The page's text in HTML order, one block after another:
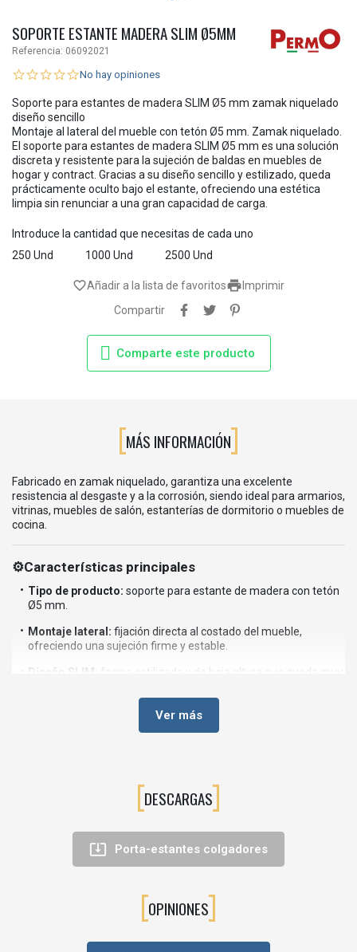
SOPORTE ESTANTE MADERA SLIM Ø5MM
Referencia: 06092021
No hay opiniones
Soporte para estantes de madera SLIM Ø5 mm zamak niquelado
diseño sencillo
Montaje al lateral del mueble con tetón Ø5 mm. Zamak niquelado.
El soporte para estantes de madera SLIM Ø5 mm es una solución
discreta y resistente para la sujeción de baldas en muebles de
hogar y contract. Gracias a su diseño sencillo y estilizado, queda
prácticamente oculto bajo el estante, ofreciendo una estética
limpia sin renunciar a una gran capacidad de carga.
Introduce la cantidad que necesitas de cada uno
250 Und
1000 Und 2500 Und
 Imprimir
favorite_borderAñadir a la lista de favoritos
Compartir
Comparte este producto
MÁS INFORMACIÓN
Fabricado en zamak niquelado, garantiza una excelente
resistencia al desgaste y a la corrosión, siendo ideal para armarios,
vitrinas, muebles de salón, estanterías de dormitorio o muebles de
cocina.
⚙️Características principales
Tipo de producto: soporte para estante de madera con tetón
Ø5 mm.
Montaje lateral: fijación directa al costado del mueble,
ofreciendo una sujeción firme y estable.
Diseño SLIM:
forma estilizada y de baja altura que queda muy
zamak de alta calidad con acabado niquelado,
basta con taladrar el costado con broca
de Ø5 mm, insertar el soporte y apoyar la balda.
Ventajas
imagen cuidada
Compatible con tableros de diferentes grosores en melamina,
montajes rápidos en serieen fabricación industrial o
Ver más
DESCARGAS
 Porta-estantes colgadores
OPINIONES